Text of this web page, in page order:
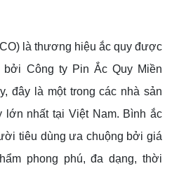
là thương hiệu ắc quy được
Công ty Pin Ắc Quy Miền
đây là một trong các nhà sản
lớn nhất tại Việt Nam. Bình ắc
tiêu dùng ưa chuộng bởi giá
phong phú, đa dạng, thời